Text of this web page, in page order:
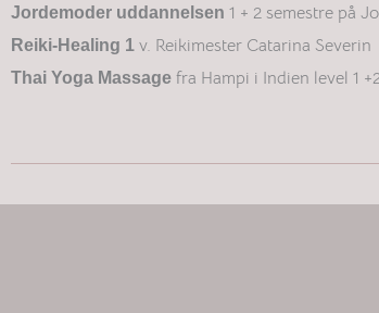
Jordemoder uddannelsen 1 + 2 semestre på
Reiki-Healing 1 v. Reikimester Catarina Severin
Thai Yoga Massage fra Hampi i Indien level 1